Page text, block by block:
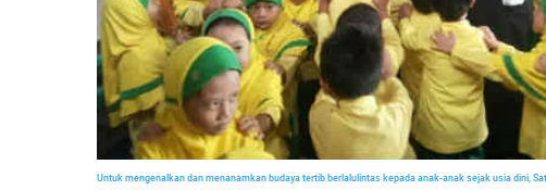
Untuk mengenalkan dan menanamkan budaya tertib berlalulintas kepada anak-anak sejak usia dini,